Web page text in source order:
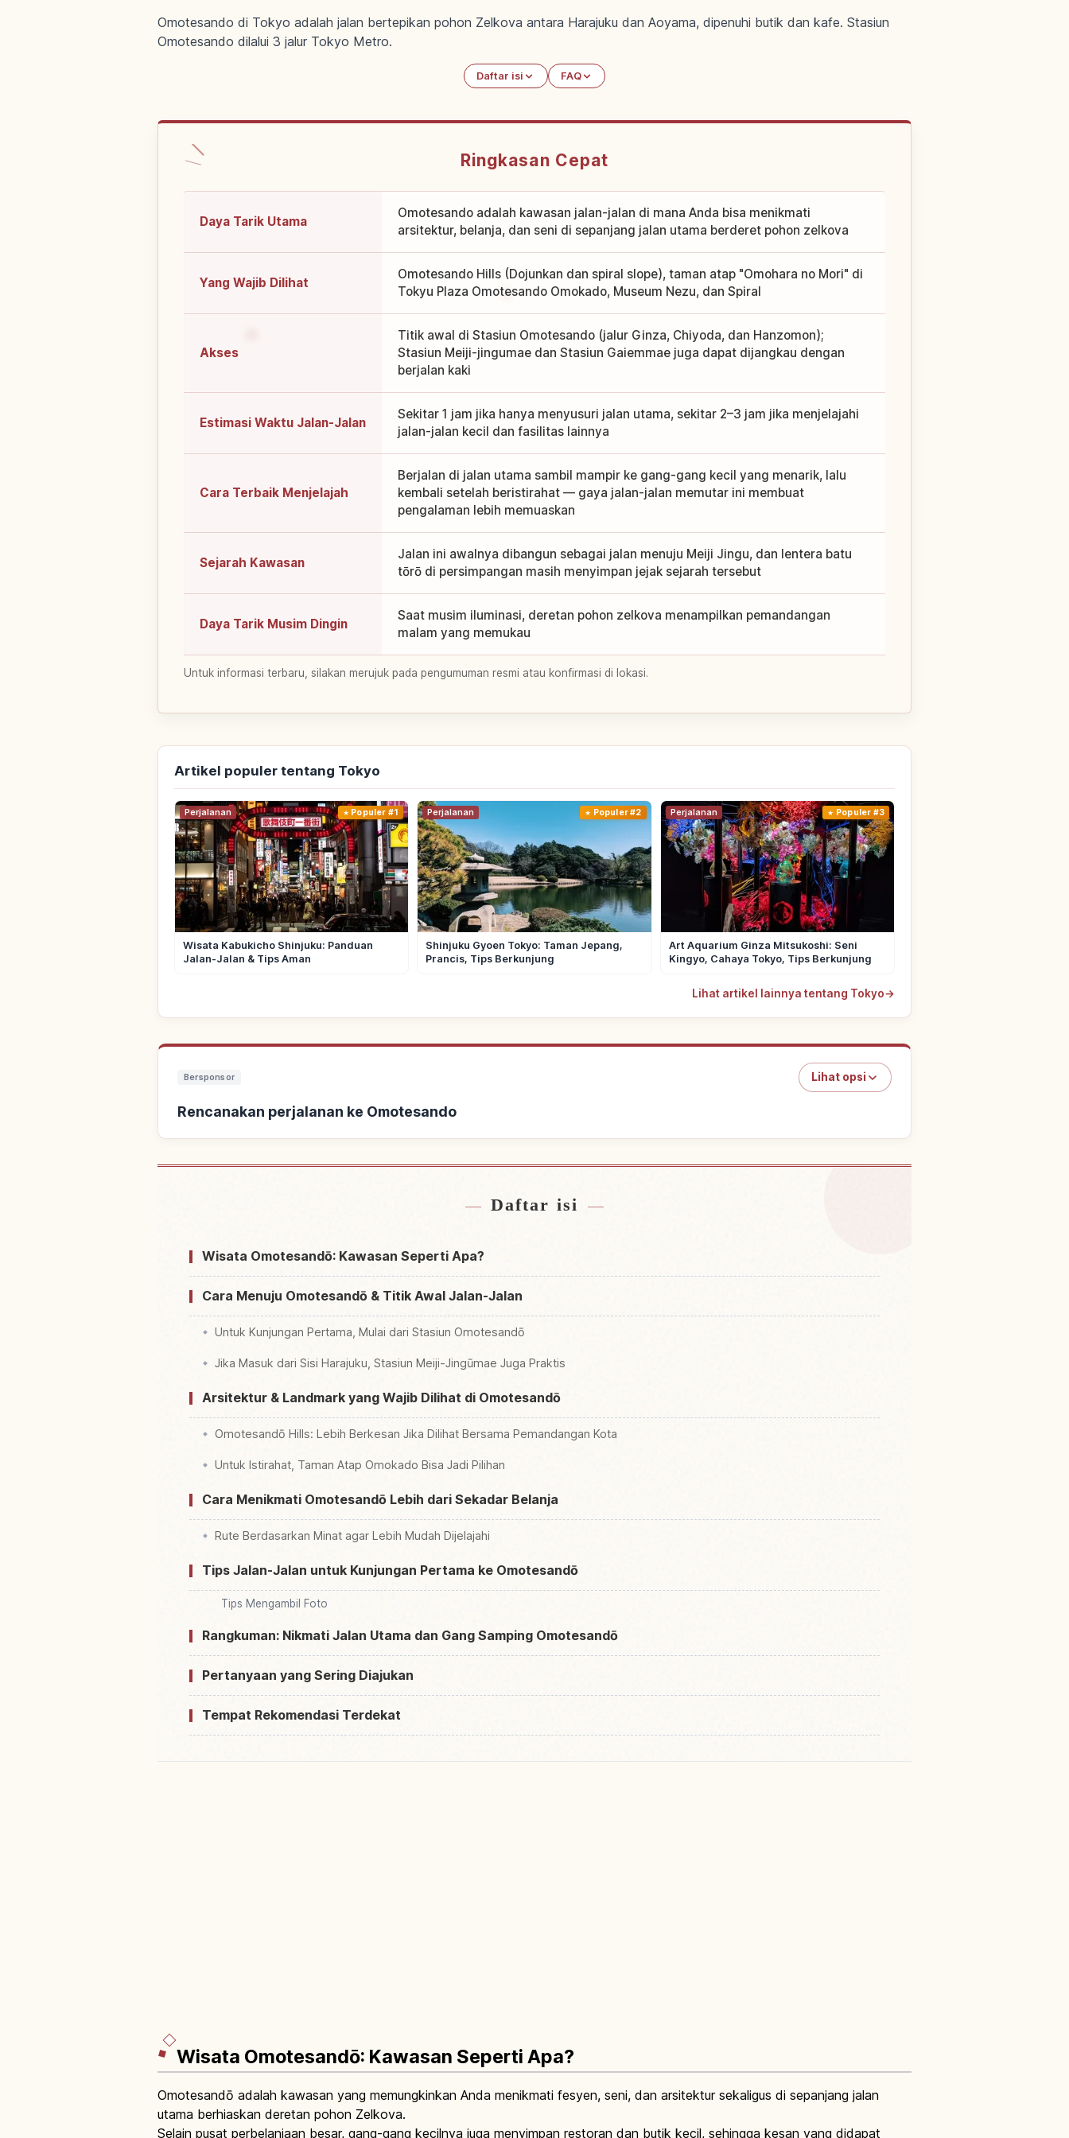
Omotesando di Tokyo adalah jalan bertepikan pohon Zelkova antara Harajuku dan Aoyama, dipenuhi butik dan kafe. Stasiun
Omotesando dilalui 3 jalur Tokyo Metro.
Daftar isi FAQ
Ringkasan Cepat
Daya Tarik Utama
Omotesando adalah kawasan jalan-jalan di mana Anda bisa menikmati
arsitektur, belanja, dan seni di sepanjang jalan utama berderet pohon zelkova
Yang Wajib Dilihat
Omotesando Hills (Dojunkan dan spiral slope), taman atap "Omohara no Mori" di
Tokyu Plaza Omotesando Omokado, Museum Nezu, dan Spiral
Akses
Titik awal di Stasiun Omotesando (jalur Ginza, Chiyoda, dan Hanzomon);
Stasiun Meiji-jingumae dan Stasiun Gaiemmae juga dapat dijangkau dengan
berjalan kaki
Estimasi Waktu Jalan-Jalan
Sekitar 1 jam jika hanya menyusuri jalan utama, sekitar 2–3 jam jika menjelajahi
jalan-jalan kecil dan fasilitas lainnya
Cara Terbaik Menjelajah
Berjalan di jalan utama sambil mampir ke gang-gang kecil yang menarik, lalu
kembali setelah beristirahat — gaya jalan-jalan memutar ini membuat
pengalaman lebih memuaskan
Sejarah Kawasan
Jalan ini awalnya dibangun sebagai jalan menuju Meiji Jingu, dan lentera batu
tōrō di persimpangan masih menyimpan jejak sejarah tersebut
Daya Tarik Musim Dingin
Saat musim iluminasi, deretan pohon zelkova menampilkan pemandangan
malam yang memukau
Untuk informasi terbaru, silakan merujuk pada pengumuman resmi atau konfirmasi di lokasi.
Artikel populer tentang Tokyo
Perjalanan Populer #1
Wisata Kabukicho Shinjuku: Panduan
Jalan-Jalan & Tips Aman
Perjalanan Populer #2
Shinjuku Gyoen Tokyo: Taman Jepang,
Prancis, Tips Berkunjung
Perjalanan Populer #3
Art Aquarium Ginza Mitsukoshi: Seni
Kingyo, Cahaya Tokyo, Tips Berkunjung
Lihat artikel lainnya tentang Tokyo→
Bersponsor Lihat opsi
Rencanakan perjalanan ke Omotesando
Daftar isi
Wisata Omotesandō: Kawasan Seperti Apa?
Cara Menuju Omotesandō & Titik Awal Jalan-Jalan
Untuk Kunjungan Pertama, Mulai dari Stasiun Omotesandō
Jika Masuk dari Sisi Harajuku, Stasiun Meiji-Jingūmae Juga Praktis
Arsitektur & Landmark yang Wajib Dilihat di Omotesandō
Omotesandō Hills: Lebih Berkesan Jika Dilihat Bersama Pemandangan Kota
Untuk Istirahat, Taman Atap Omokado Bisa Jadi Pilihan
Cara Menikmati Omotesandō Lebih dari Sekadar Belanja
Rute Berdasarkan Minat agar Lebih Mudah Dijelajahi
Tips Jalan-Jalan untuk Kunjungan Pertama ke Omotesandō
Tips Mengambil Foto
Rangkuman: Nikmati Jalan Utama dan Gang Samping Omotesandō
Pertanyaan yang Sering Diajukan
Tempat Rekomendasi Terdekat
Wisata Omotesandō: Kawasan Seperti Apa?
Omotesandō adalah kawasan yang memungkinkan Anda menikmati fesyen, seni, dan arsitektur sekaligus di sepanjang jalan
utama berhiaskan deretan pohon Zelkova.
Selain pusat perbelanjaan besar, gang-gang kecilnya juga menyimpan restoran dan butik kecil, sehingga kesan yang didapat